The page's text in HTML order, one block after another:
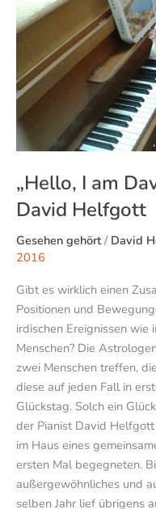
„Hello, I am
David Helfgott
Gesehen gehört/ David
2016
Gibt es wirklich einen
Positionen und
irdischen Ereignissen wie
Menschen? Die
zwei Menschen treffen,
diese auf jeden Fall in
Glückstag. Solch ein
der Pianist David
im Haus eines
ersten Mal begegneten.
außergewöhnliches und
selben Jahr lief übrigens
Eine
Reise
David
Helfgott